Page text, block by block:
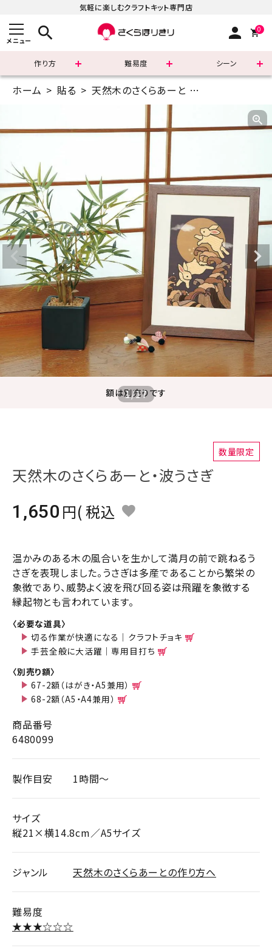
気軽に楽しむクラフトキット専門店
メニュー search person 0
作り方 難易度 シーン
まずはこちら
すべての商品
新着商品
診断チャート
ジャンルで選ぶ
レビューを見る
コーポレートサイト
実店舗案内
ACCOUNT MENU
meeting_room ログイン person 会員登録
ホーム 貼る 天然木のさくらあーと
額は別売りです
1/17
数量限定
天然木のさくらあーと・波うさぎ
1,650
税込
温かみのある木の風合いを生かして満月の前で跳ねるう
さぎを表現しました。うさぎは多産であることから繁栄の
象徴であり、威勢よく波を飛び回る姿は飛躍を象徴する
縁起物とも言われています。
〈必要な道具〉
切る作業が快適になる｜クラフトチョキ
手芸全般に大活躍｜専用目打ち
〈別売り額〉
67-2額（はがき・A5兼用）
68-2額（A5・A4兼用）
商品番号
6480099
製作目安 1時間～
サイズ
縦21×横14.8cm／A5サイズ
ジャンル 天然木のさくらあーとの作り方へ
難易度
★★★☆☆☆